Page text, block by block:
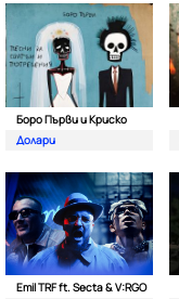
Боро Първи и Криско
Долари
Emil TRF ft. Secta & V:RGO